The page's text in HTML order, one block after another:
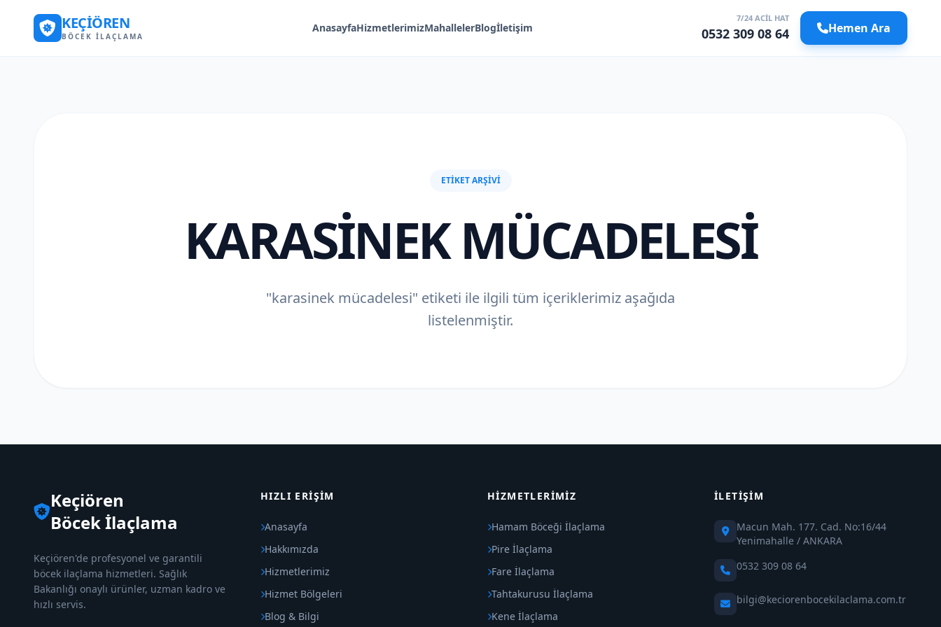
KEÇIÖREN
BÖCEK İLAÇLAMA
AnasayfaHizmetlerimizMahallelerBlogİletişim
7/24 ACIL HAT
0532 309 08 64 Hemen Ara
ETIKET ARŞIVI
KARASINEK MÜCADELESI
"karasinek mücadelesi" etiketi ile ilgili tüm içeriklerimiz aşağıda
listelenmiştir.
Keçiören
Böcek İlaçlama
Keçiören'de profesyonel ve garantili
böcek ilaçlama hizmetleri. Sağlık
Bakanlığı onaylı ürünler, uzman kadro ve
hızlı servis.
HIZLI ERIŞIM
Anasayfa
Hakkımızda
Hizmetlerimiz
Hizmet Bölgeleri
Blog & Bilgi
HIZMETLERIMIZ
Hamam Böceği İlaçlama
Pire İlaçlama
Fare İlaçlama
Tahtakurusu İlaçlama
Kene İlaçlama
İLETIŞIM
Macun Mah. 177. Cad. No:16/44
Yenimahalle / ANKARA
0532 309 08 64
bilgi@keciorenbocekilaclama.com.tr